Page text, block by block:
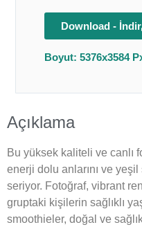
Download - İndir
Boyut: 5376x3584
Açıklama
Bu yüksek kaliteli ve canlı
enerji dolu anlarını ve
seriyor. Fotoğraf, vibrant
gruptaki kişilerin sağlıklı
smoothieler, doğal ve